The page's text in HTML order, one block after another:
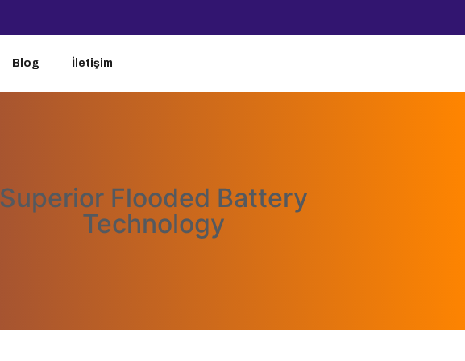
Blog İletişim
Superior Flooded Battery
Technology